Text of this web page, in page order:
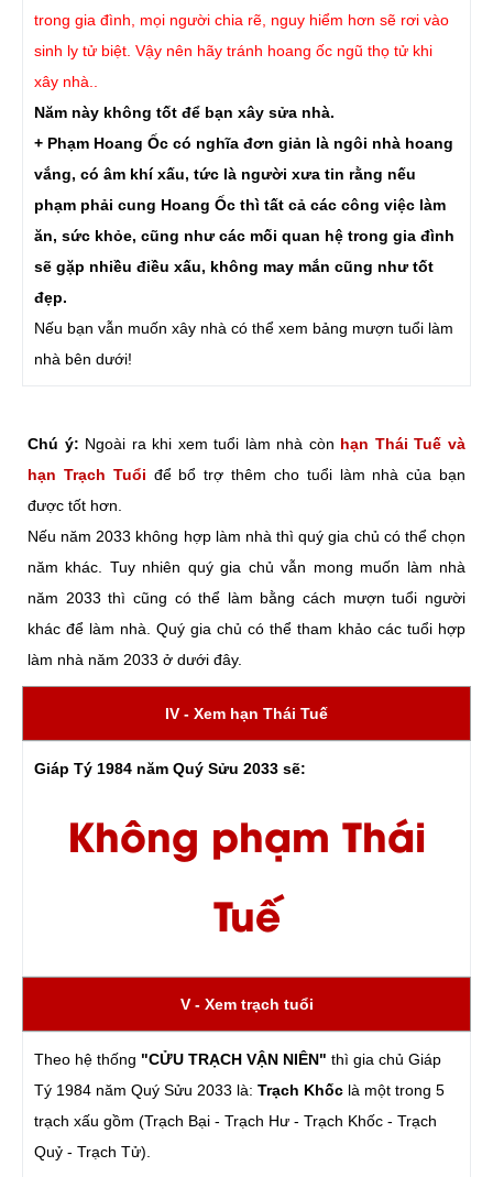
trong gia đình, mọi người chia rẽ, nguy hiểm hơn sẽ rơi vào
sinh ly tử biệt. Vậy nên hãy tránh hoang ốc ngũ thọ tử khi
xây nhà..
Năm này không tốt để bạn xây sửa nhà.
+ Phạm Hoang Ốc có nghĩa đơn giản là ngôi nhà hoang
vắng, có âm khí xấu, tức là người xưa tin rằng nếu
phạm phải cung Hoang Ốc thì tất cả các công việc làm
ăn, sức khỏe, cũng như các mối quan hệ trong gia đình
sẽ gặp nhiều điều xấu, không may mắn cũng như tốt
đẹp.
Nếu bạn vẫn muốn xây nhà có thể xem bảng mượn tuổi làm
nhà bên dưới!
Chú ý: Ngoài ra khi xem tuổi làm nhà còn hạn Thái Tuế và
hạn Trạch Tuổi để bổ trợ thêm cho tuổi làm nhà của bạn
được tốt hơn.
Nếu năm 2033 không hợp làm nhà thì quý gia chủ có thể chọn
năm khác. Tuy nhiên quý gia chủ vẫn mong muốn làm nhà
năm 2033 thì cũng có thể làm bằng cách mượn tuổi người
khác để làm nhà. Quý gia chủ có thể tham khảo các tuổi hợp
làm nhà năm 2033 ở dưới đây.
IV - Xem hạn Thái Tuế
Giáp Tý 1984 năm Quý Sửu 2033 sẽ:
Không phạm Thái
Tuế
V - Xem trạch tuổi
Theo hệ thống "CỬU TRẠCH VẬN NIÊN" thì gia chủ Giáp
Tý 1984 năm Quý Sửu 2033 là: Trạch Khốc là một trong 5
trạch xấu gồm (Trạch Bại - Trạch Hư - Trạch Khốc - Trạch
Quỷ - Trạch Tử).